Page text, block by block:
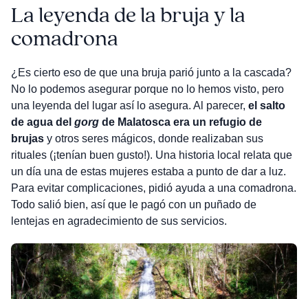
La leyenda de la bruja y la
comadrona
¿Es cierto eso de que una bruja parió junto a la cascada?
No lo podemos asegurar porque no lo hemos visto, pero
una leyenda del lugar así lo asegura. Al parecer, el salto
de agua del gorgde Malatosca era un refugio de
brujasy otros seres mágicos, donde realizaban sus
rituales (¡tenían buen gusto!). Una historia local relata que
un día una de estas mujeres estaba a punto de dar a luz.
Para evitar complicaciones, pidió ayuda a una comadrona.
Todo salió bien, así que le pagó con un puñado de
lentejas en agradecimiento de sus servicios.